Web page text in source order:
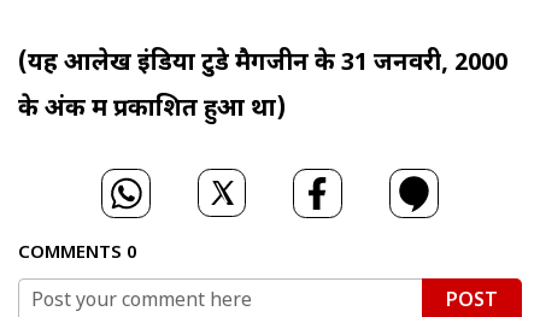
(यह आलेख इंडिया टुडे मैगजीन के 31 जनवरी, 2000
के अंक में प्रकाशित हुआ था)
COMMENTS 0
POST